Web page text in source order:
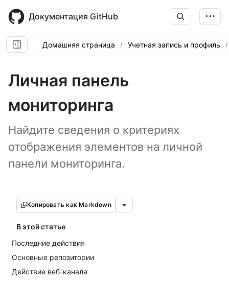
main
content
Документация GitHub
Домашняя страница Учетная запись и профиль
Личная панель
мониторинга
Найдите сведения о критериях
отображения элементов на личной
панели мониторинга.
Копировать как Markdown
В этой статье
Последние действия
Основные репозитории
Действие веб-канала